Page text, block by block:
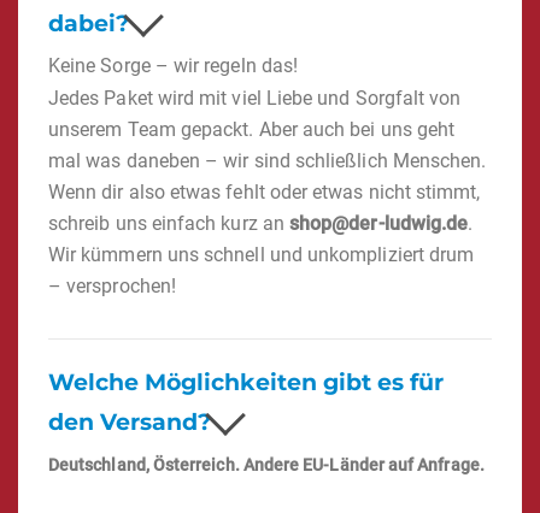
dabei?
Keine Sorge – wir regeln das!
Jedes Paket wird mit viel Liebe und Sorgfalt von
unserem Team gepackt. Aber auch bei uns geht
mal was daneben – wir sind schließlich Menschen.
Wenn dir also etwas fehlt oder etwas nicht stimmt,
schreib uns einfach kurz an shop@der-ludwig.de.
Wir kümmern uns schnell und unkompliziert drum
– versprochen!
Welche Möglichkeiten gibt es für
den Versand?
Deutschland, Österreich. Andere EU-Länder auf Anfrage.